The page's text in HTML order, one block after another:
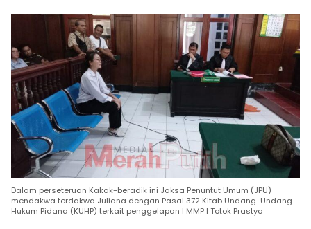
Dalam perseteruan Kakak-beradik ini Jaksa Penuntut Umum (JPU)
mendakwa terdakwa Juliana dengan Pasal 372 Kitab Undang-Undang
Hukum Pidana (KUHP) terkait penggelapan I MMP I Totok Prastyo